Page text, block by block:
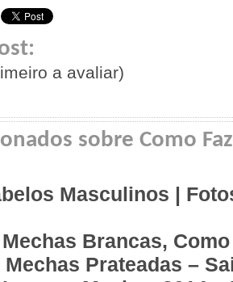
a avaliar)
sobre Como
Masculinos |
Brancas,
Prateadas –